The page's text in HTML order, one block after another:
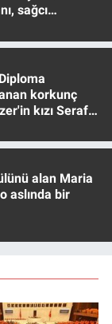
sağcı
korkunç
kızı Seraf
alan Maria
aslında bir